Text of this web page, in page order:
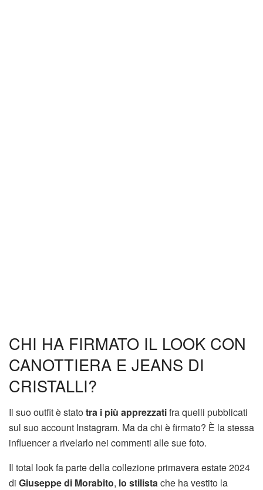
CHI HA FIRMATO IL LOOK CON
CANOTTIERA E JEANS DI
CRISTALLI?
Il suo outfit è statotra i più apprezzatifra quelli pubblicati
sul suo account Instagram. Ma da chi è firmato? È la stessa
influencer a rivelarlo nei commenti alle sue foto.
Il total look fa parte della collezione primavera estate 2024
di Giuseppe di Morabito, lo stilistache ha vestito la